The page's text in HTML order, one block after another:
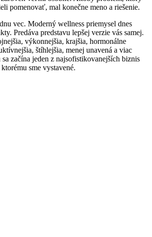
pomenovať, mal konečne meno a riešenie.
vec. Moderný wellness priemysel dnes
Predáva predstavu lepšej verzie vás samej.
výkonnejšia, krajšia, hormonálne
štíhlejšia, menej unavená a viac
začína jeden z najsofistikovanejších biznis
sme vystavené.